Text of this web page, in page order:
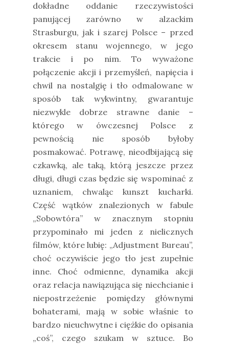
dokładne oddanie rzeczywistości
panującej zarówno w alzackim
Strasburgu, jak i szarej Polsce – przed
okresem stanu wojennego, w jego
trakcie i po nim. To wyważone
połączenie akcji i przemyśleń, napięcia i
chwil na nostalgię i tło odmalowane w
sposób tak wykwintny, gwarantuje
niezwykle dobrze strawne danie –
którego w ówczesnej Polsce z
pewnością nie sposób byłoby
posmakować. Potrawę, nieodbijającą się
czkawką, ale taką, którą jeszcze przez
długi, długi czas będzie się wspominać z
uznaniem, chwaląc kunszt kucharki.
Część wątków znalezionych w fabule
„Sobowtóra” w znacznym stopniu
przypominało mi jeden z nielicznych
filmów, które lubię: „Adjustment Bureau”,
choć oczywiście jego tło jest zupełnie
inne. Choć odmienne, dynamika akcji
oraz relacja nawiązująca się niechcianie i
niepostrzeżenie pomiędzy głównymi
bohaterami, mają w sobie właśnie to
bardzo nieuchwytne i ciężkie do opisania
„coś”, czego szukam w sztuce. Bo